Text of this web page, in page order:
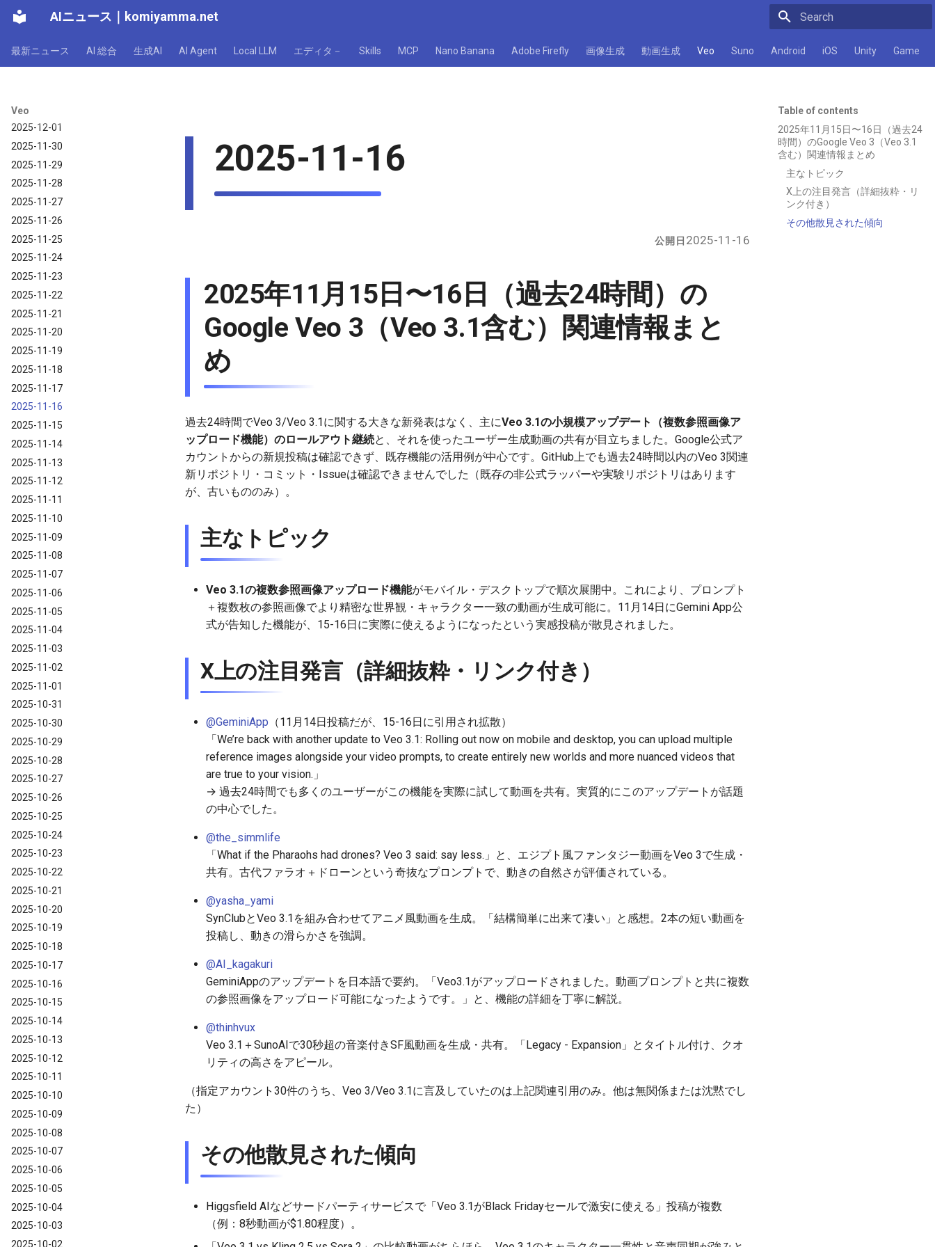
AIニュース komiyamma.net
最新ニュース AI 総合 生成AI AI Agent Local LLM エディタ－ Skills MCP Nano Banana Adobe Firefly 画像生成 動画生成 Veo Suno Android iOS Unity Game
Veo
2025-12-07
2025-12-05
2025-12-02
2025-12-01
2025-11-30
2025-11-29
2025-11-28
2025-11-27
2025-11-26
2025-11-25
2025-11-24
2025-11-23
2025-11-22
2025-11-21
2025-11-20
2025-11-19
2025-11-18
2025-11-17
2025-11-16
2025-11-15
2025-11-14
2025-11-13
2025-11-12
2025-11-11
2025-11-10
2025-11-09
2025-11-08
2025-11-07
2025-11-06
2025-11-05
2025-11-04
2025-11-03
2025-11-02
2025-11-01
2025-10-31
2025-10-30
2025-10-29
2025-10-28
2025-10-27
2025-10-26
2025-10-25
2025-10-24
2025-10-23
2025-10-22
2025-10-21
2025-10-20
2025-10-19
2025-10-18
2025-10-17
2025-10-16
2025-10-15
2025-10-14
2025-10-13
2025-10-12
2025-10-11
2025-10-10
2025-10-09
2025-10-08
2025-10-07
2025-10-06
2025-10-05
2025-10-04
2025-10-03
2025-10-02
Table of contents
2025年11月15日〜16日（過去24
時間）のGoogle Veo 3（Veo 3.1
含む）関連情報まとめ
主なトピック
X上の注目発言（詳細抜粋・リ
ンク付き）
その他散見された傾向
2025-11-16
公開日 2025-11-16
2025年11月15日〜16日（過去24時間）の
Google Veo 3（Veo 3.1含む）関連情報まと
め
過去24時間でVeo 3/Veo 3.1に関する大きな新発表はなく、主にVeo 3.1の小規模アップデート（複数参照画像ア
ップロード機能）のロールアウト継続と、それを使ったユーザー生成動画の共有が目立ちました。Google公式ア
カウントからの新規投稿は確認できず、既存機能の活用例が中心です。GitHub上でも過去24時間以内のVeo 3関連
新リポジトリ・コミット・Issueは確認できませんでした（既存の非公式ラッパーや実験リポジトリはあります
が、古いもののみ）。
主なトピック
Veo 3.1の複数参照画像アップロード機能がモバイル・デスクトップで順次展開中。これにより、プロンプト
＋複数枚の参照画像でより精密な世界観・キャラクター一致の動画が生成可能に。11月14日にGemini App公
式が告知した機能が、15-16日に実際に使えるようになったという実感投稿が散見されました。
X上の注目発言（詳細抜粋・リンク付き）
@GeminiApp （11月14日投稿だが、15-16日に引用され拡散）
「We’re back with another update to Veo 3.1: Rolling out now on mobile and desktop, you can upload multiple
reference images alongside your video prompts, to create entirely new worlds and more nuanced videos that
are true to your vision.」
→ 過去24時間でも多くのユーザーがこの機能を実際に試して動画を共有。実質的にこのアップデートが話題
の中心でした。
@the_simmlife
「What if the Pharaohs had drones? Veo 3 said: say less.」と、エジプト風ファンタジー動画をVeo 3で生成・
共有。古代ファラオ＋ドローンという奇抜なプロンプトで、動きの自然さが評価されている。
@yasha_yami
SynClubとVeo 3.1を組み合わせてアニメ風動画を生成。「結構簡単に出来て凄い」と感想。2本の短い動画を
投稿し、動きの滑らかさを強調。
@AI_kagakuri
GeminiAppのアップデートを日本語で要約。「Veo3.1がアップロードされました。動画プロンプトと共に複数
の参照画像をアップロード可能になったようです。」と、機能の詳細を丁寧に解説。
@thinhvux
Veo 3.1＋SunoAIで30秒超の音楽付きSF風動画を生成・共有。「Legacy - Expansion」とタイトル付け、クオ
リティの高さをアピール。
（指定アカウント30件のうち、Veo 3/Veo 3.1に言及していたのは上記関連引用のみ。他は無関係または沈黙でし
た）
その他散見された傾向
Higgsfield AIなどサードパーティサービスで「Veo 3.1がBlack Fridayセールで激安に使える」投稿が複数
（例：8秒動画が$1.80程度）。